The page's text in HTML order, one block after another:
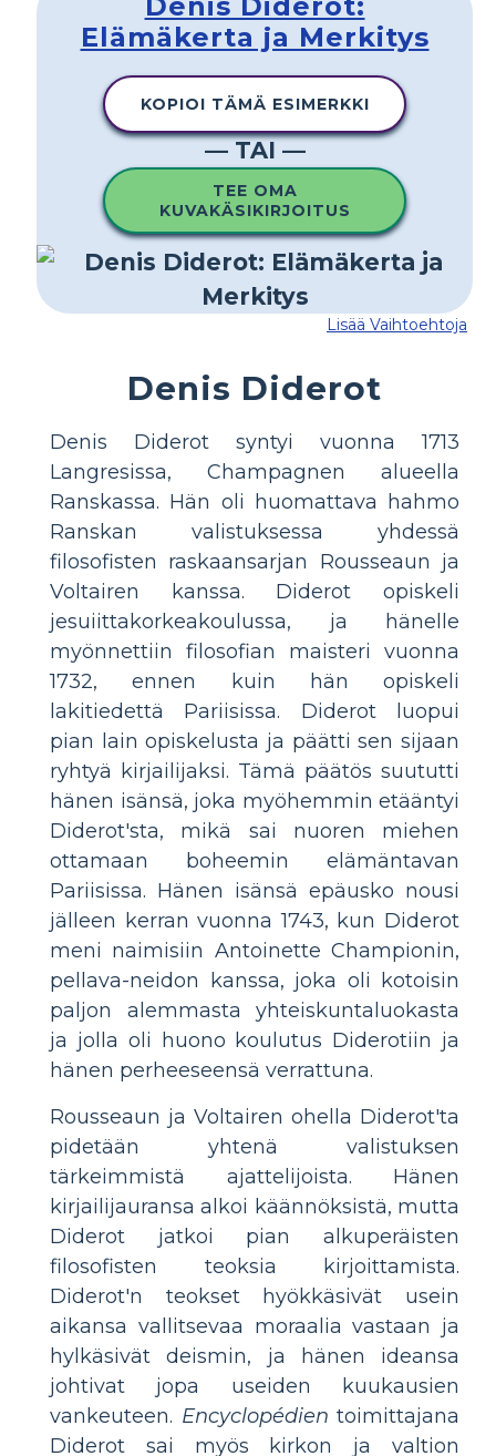
Elämäkerta ja Merkitys
KOPIOI TÄMÄ ESIMERKKI
— TAI —
TEE OMA
KUVAKÄSIKIRJOITUS
Lisää Vaihtoehtoja
Denis Diderot
Denis Diderot syntyi vuonna 1713
Langresissa, Champagnen alueella
Ranskassa. Hän oli huomattava hahmo
Ranskan valistuksessa yhdessä
filosofisten raskaansarjan Rousseaun ja
Voltairen kanssa. Diderot opiskeli
jesuiittakorkeakoulussa, ja hänelle
myönnettiin filosofian maisteri vuonna
1732, ennen kuin hän opiskeli
lakitiedettä Pariisissa. Diderot luopui
pian lain opiskelusta ja päätti sen sijaan
ryhtyä kirjailijaksi. Tämä päätös suututti
hänen isänsä, joka myöhemmin etääntyi
Diderot'sta, mikä sai nuoren miehen
ottamaan boheemin elämäntavan
Pariisissa. Hänen isänsä epäusko nousi
jälleen kerran vuonna 1743, kun Diderot
meni naimisiin Antoinette Championin,
pellava-neidon kanssa, joka oli kotoisin
paljon alemmasta yhteiskuntaluokasta
ja jolla oli huono koulutus Diderotiin ja
hänen perheeseensä verrattuna.
Rousseaun ja Voltairen ohella Diderot'ta
pidetään yhtenä valistuksen
tärkeimmistä ajattelijoista. Hänen
kirjailijauransa alkoi käännöksistä, mutta
Diderot jatkoi pian alkuperäisten
filosofisten teoksia kirjoittamista.
Diderot'n teokset hyökkäsivät usein
aikansa vallitsevaa moraalia vastaan ja
hylkäsivät deismin, ja hänen ideansa
johtivat jopa useiden kuukausien
vankeuteen. Encyclopédien toimittajana
Diderot sai myös kirkon ja valtion